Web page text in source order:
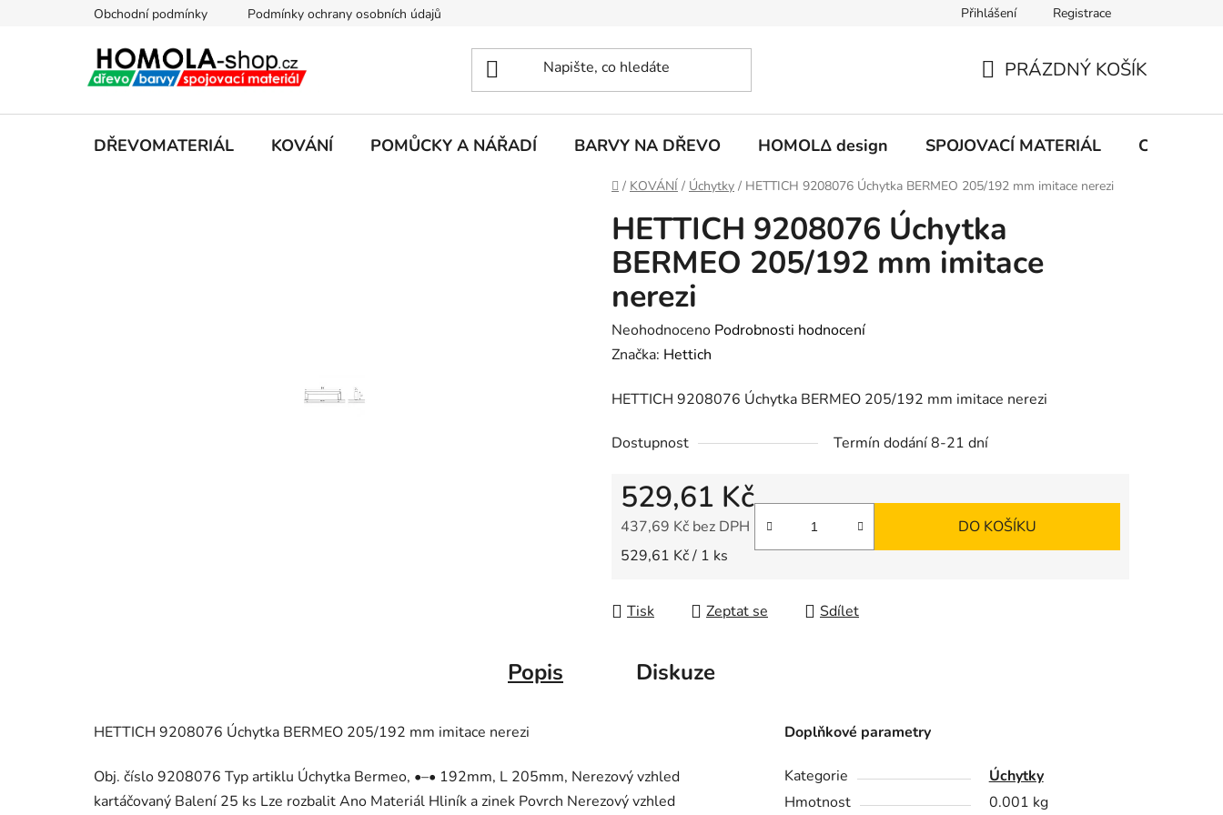
Obchodní podmínky Podmínky ochrany osobních údajů Přihlášení Registrace
KOŠÍK
PRÁZDNÝ KOŠÍK
DŘEVOMATERIÁL KOVÁNÍ POMŮCKY A NÁŘADÍ BARVY NA DŘEVO HOMOLΔ design SPOJOVACÍ MATERIÁL CHEMIE
Domů
/ KOVÁNÍ / Úchytky / HETTICH 9208076 Úchytka BERMEO 205/192 mm imitace nerezi
HETTICH 9208076 Úchytka
BERMEO 205/192 mm imitace
nerezi
Průměrné
hodnocení
je
z
hvězdiček.
Neohodnoceno Podrobnosti hodnocení
Značka: Hettich
HETTICH 9208076 Úchytka BERMEO 205/192 mm imitace nerezi
Dostupnost Termín dodání 8-21 dní
529,61 Kč
437,69 Kč bez DPH
Měrná cena:
529,61 Kč / 1 ks
DO KOŠÍKU
Tisk Zeptat se Sdílet
Popis Diskuze
HETTICH 9208076 Úchytka BERMEO 205/192 mm imitace nerezi
Obj. číslo 9208076 Typ artiklu Úchytka Bermeo, •–• 192mm, L 205mm, Nerezový vzhled
kartáčovaný Balení 25 ks Lze rozbalit Ano Materiál Hliník a zinek Povrch Nerezový vzhled
Doplňkové parametry
Kategorie
Úchytky
Hmotnost
0.001 kg